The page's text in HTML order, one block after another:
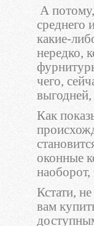
А
среднего
какие-
нередко,
чего,
Как
оконные
Кстати,
вам